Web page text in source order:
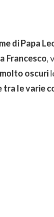
di Papa
Francesco,
oscuri
tra le varie